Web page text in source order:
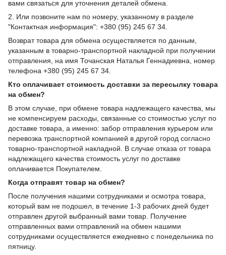
вами связаться для уточнения деталей обмена.
2. Или позвоните нам по номеру, указанному в разделе
"Контактная информация": +380 (95) 245 67 34.
Возврат товара для обмена осуществляется по данным,
указанным в товарно-транспортной накладной при получении
отправления, на имя Точанская Наталья Геннадиевна, номер
телефона +380 (95) 245 67 34.
Кто оплачивает стоимость доставки за пересылку товара
на обмен?
В этом случае, при обмене товара надлежащего качества, мы
не компенсируем расходы, связанные со стоимостью услуг по
доставке товара, а именно: забор отправления курьером или
перевозка транспортной компанией в другой город согласно
товарно-транспортной накладной. В случае отказа от товара
надлежащего качества стоимость услуг по доставке
оплачивается Покупателем.
Когда отправят товар на обмен?
После получения нашими сотрудниками и осмотра товара,
который вам не подошел, в течение 1-3 рабочих дней будет
отправлен другой выбранный вами товар. Получение
отправленных вами отправлений на обмен нашими
сотрудниками осуществляется ежедневно с понедельника по
пятницу.